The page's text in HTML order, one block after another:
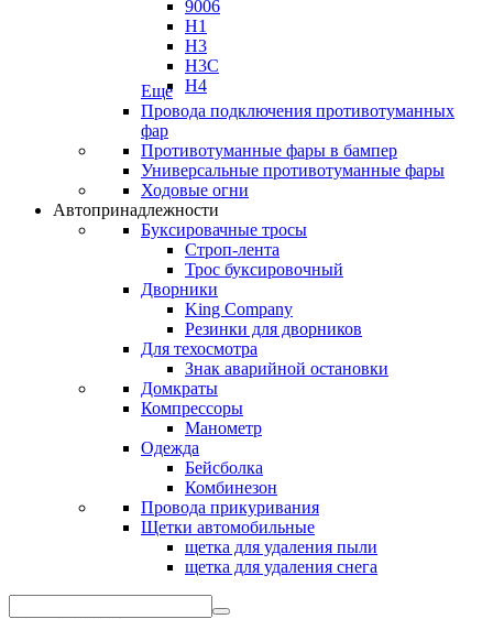
9006
H1
H3
H3C
H4
Еще
Провода подключения противотуманных
фар
Противотуманные фары в бампер
Универсальные противотуманные фары
Ходовые огни
Автопринадлежности
Буксировачные тросы
Строп-лента
Трос буксировочный
Дворники
King Company
Резинки для дворников
Для техосмотра
Знак аварийной остановки
Домкраты
Компрессоры
Манометр
Одежда
Бейсболка
Комбинезон
Провода прикуривания
Щетки автомобильные
щетка для удаления пыли
щетка для удаления снега